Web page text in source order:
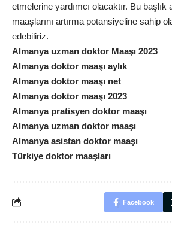
etmelerine yardımcı olacaktır. Bu başlık
maaşlarını artırma potansiyeline sahip
edebiliriz.
Almanya uzman doktor Maaşı 2023
Almanya doktor maaşı aylık
Almanya doktor maaşı net
Almanya doktor maaşı 2023
Almanya pratisyen doktor maaşı
Almanya uzman doktor maaşı
Almanya asistan doktor maaşı
Türkiye doktor maaşları
Facebook